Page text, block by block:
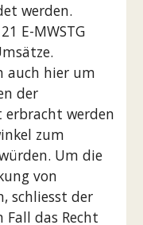
werden.
E-MWSTG
auch hier um
der
werden
zum
Um die
von
schliesst der
Fall das Recht